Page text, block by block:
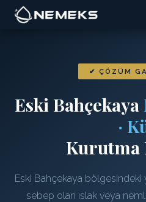
✔ ÇÖZÜM
Eski Bahçekaya
·
Kurutma
Eski Bahçekaya bölgesindeki
sebep olan ıslak veya